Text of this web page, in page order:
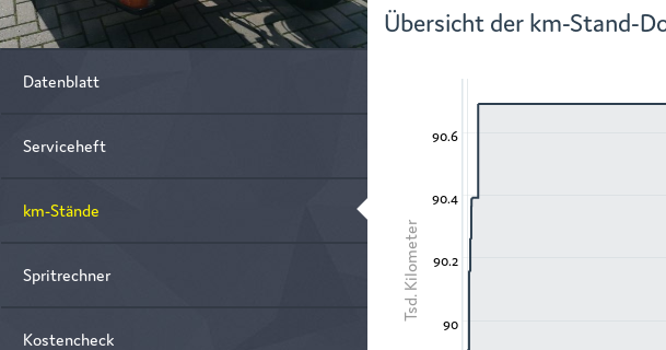
Datenblatt
Serviceheft
km-Stände
Spritrechner
Kostencheck
Übersicht der km-Stand-
Tsd. Kilometer
90
90.2
90.4
90.6